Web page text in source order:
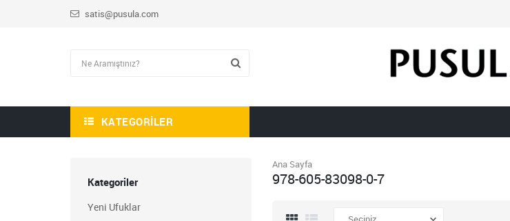
satis@pusula.com
KATEGORILER
Kategoriler
Yeni Ufuklar
Ana Sayfa
978-605-83098-0-7